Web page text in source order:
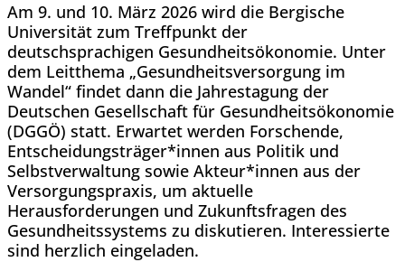
Am 9. und 10. März 2026 wird die Bergische
Universität zum Treffpunkt der
deutschsprachigen Gesundheitsökonomie. Unter
dem Leitthema „Gesundheitsversorgung im
Wandel“ findet dann die Jahrestagung der
Deutschen Gesellschaft für Gesundheitsökonomie
(DGGÖ) statt. Erwartet werden Forschende,
Entscheidungsträger*innen aus Politik und
Selbstverwaltung sowie Akteur*innen aus der
Versorgungspraxis, um aktuelle
Herausforderungen und Zukunftsfragen des
Gesundheitssystems zu diskutieren. Interessierte
sind herzlich eingeladen.